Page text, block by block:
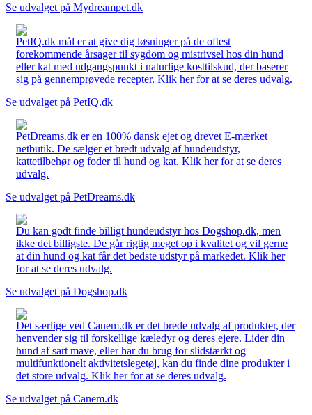
Se udvalget på Mydreampet.dk
PetIQ.dk mål er at give dig løsninger på de oftest
forekommende årsager til sygdom og mistrivsel hos din hund
eller kat med udgangspunkt i naturlige kosttilskud, der baserer
sig på gennemprøvede recepter. Klik her for at se deres udvalg.
Se udvalget på PetIQ.dk
PetDreams.dk er en 100% dansk ejet og drevet E-mærket
netbutik. De sælger et bredt udvalg af hundeudstyr,
kattetilbehør og foder til hund og kat. Klik her for at se deres
udvalg.
Se udvalget på PetDreams.dk
Du kan godt finde billigt hundeudstyr hos Dogshop.dk, men
ikke det billigste. De går rigtig meget op i kvalitet og vil gerne
at din hund og kat får det bedste udstyr på markedet. Klik her
for at se deres udvalg.
Se udvalget på Dogshop.dk
Det særlige ved Canem.dk er det brede udvalg af produkter, der
henvender sig til forskellige kæledyr og deres ejere. Lider din
hund af sart mave, eller har du brug for slidstærkt og
multifunktionelt aktivitetslegetøj, kan du finde dine produkter i
det store udvalg. Klik her for at se deres udvalg.
Se udvalget på Canem.dk